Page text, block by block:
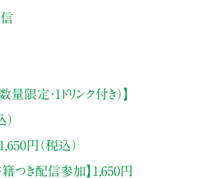
信
量限定・1ドリンク付き）】
円（税込）
籍つき配信参加】1,650円